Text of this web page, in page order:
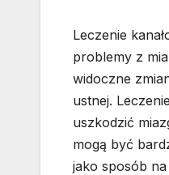
Leczenie
problemy z
widoczne
ustnej.
uszkodzić
mogą być
jako sposób